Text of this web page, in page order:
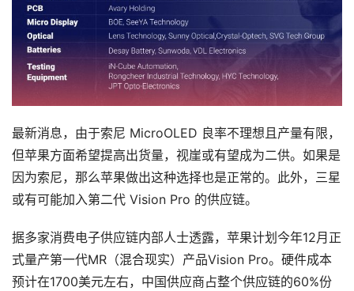
页
行
业
态
应
最新消息，由于索尼 MicroOLED 良率不理想且产量有限，
但苹果方面希望提高出货量，视崖或有望成为二供。如果是
因为索尼，那么苹果做出这种选择也是正常的。此外，三星
或有可能加入第二代 Vision Pro 的供应链。
据多家消费电子供应链内部人士透露，苹果计划今年12月正
式量产第一代MR（混合现实）产品Vision Pro。硬件成本
预计在1700美元左右，中国供应商占整个供应链的60%份